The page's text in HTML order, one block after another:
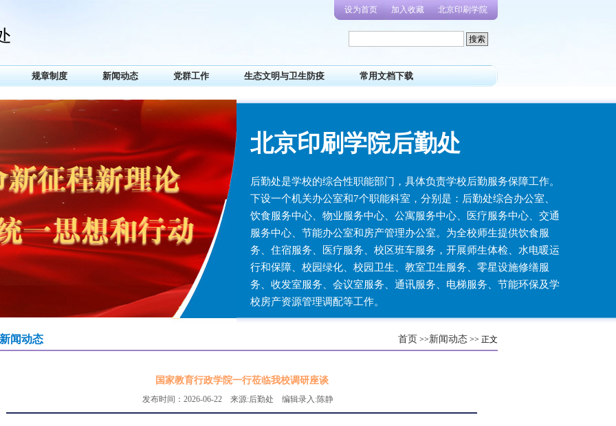
设为首页 加入收藏 北京印刷学院
规章制度 新闻动态 党群工作 生态文明与卫生防疫 常用文档下载
北京印刷学院后勤处
后勤处是学校的综合性职能部门，具体负责学校后勤服务保障工作。
下设一个机关办公室和7个职能科室，分别是：后勤处综合办公室、
饮食服务中心、物业服务中心、公寓服务中心、医疗服务中心、交通
服务中心、节能办公室和房产管理办公室。为全校师生提供饮食服
务、住宿服务、医疗服务、校区班车服务，开展师生体检、水电暖运
行和保障、校园绿化、校园卫生、教室卫生服务、零星设施修缮服
务、收发室服务、会议室服务、通讯服务、电梯服务、节能环保及学
校房产资源管理调配等工作。
新闻动态 首页 >>新闻动态 >> 正文
国家教育行政学院一行莅临我校调研座谈
发布时间：2026-06-22 来源:后勤处 编辑录入:陈静